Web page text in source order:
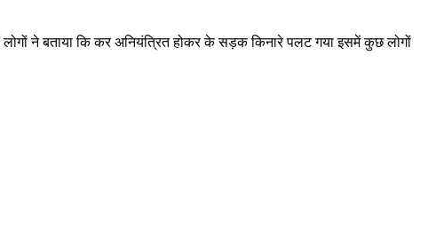
लोगों ने बताया कि कर अनियंत्रित होकर के सड़क किनारे पलट गया इसमें कुछ लोगों